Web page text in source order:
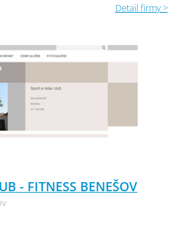
Detail firmy >
- FITNESS BENEŠOV